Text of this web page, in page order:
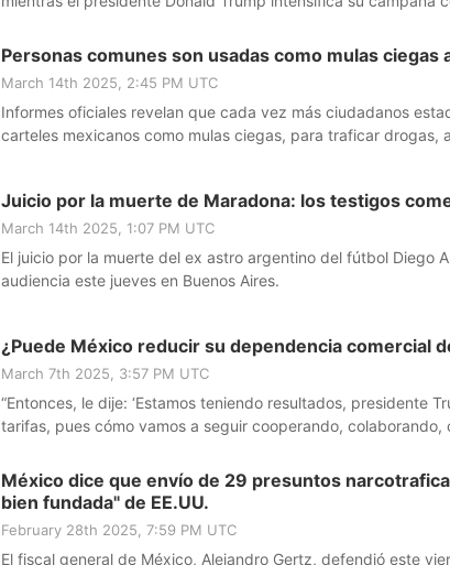
Personas comunes son usadas como mulas ciegas
March 14th 2025, 2:45 PM UTC
Informes oficiales revelan que cada vez más ciudadanos
carteles mexicanos como mulas ciegas, para traficar drogas,
Juicio por la muerte de Maradona: los testigos
March 14th 2025, 1:07 PM UTC
El juicio por la muerte del ex astro argentino del fútbol Diego
audiencia este jueves en Buenos Aires.
¿Puede México reducir su dependencia comercial
March 7th 2025, 3:57 PM UTC
“Entonces, le dije: ‘Estamos teniendo resultados, presidente
tarifas, pues cómo vamos a seguir cooperando,
México dice que envío de 29 presuntos
bien fundada" de EE.UU.
February 28th 2025, 7:59 PM UTC
El fiscal general de México, Alejandro Gertz, defendió este